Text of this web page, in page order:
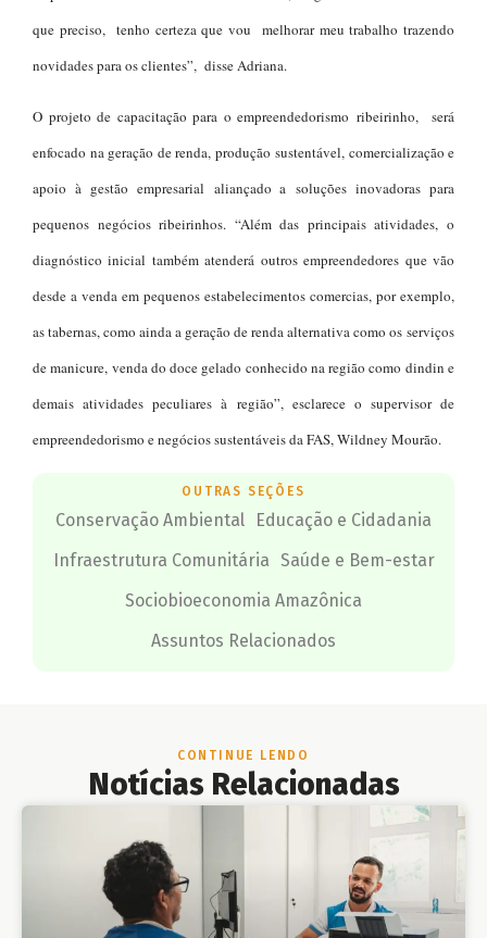
que preciso, tenho certeza que vou melhorar meu trabalho trazendo
novidades para os clientes”, disse Adriana.
O projeto de capacitação para o empreendedorismo ribeirinho, será
enfocado na geração de renda, produção sustentável, comercialização e
apoio à gestão empresarial aliançado a soluções inovadoras para
pequenos negócios ribeirinhos. “Além das principais atividades, o
diagnóstico inicial também atenderá outros empreendedores que vão
desde a venda em pequenos estabelecimentos comercias, por exemplo,
as tabernas, como ainda a geração de renda alternativa como os serviços
de manicure, venda do doce gelado conhecido na região como dindin e
demais atividades peculiares à região”, esclarece o supervisor de
empreendedorismo e negócios sustentáveis da FAS, Wildney Mourão.
OUTRAS SEÇÕES
Conservação Ambiental
Educação e Cidadania
Infraestrutura Comunitária Saúde e Bem-estar
Sociobioeconomia Amazônica
Assuntos Relacionados
CONTINUE LENDO
Notícias Relacionadas